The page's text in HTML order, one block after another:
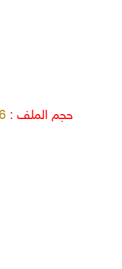
حجم الملف :